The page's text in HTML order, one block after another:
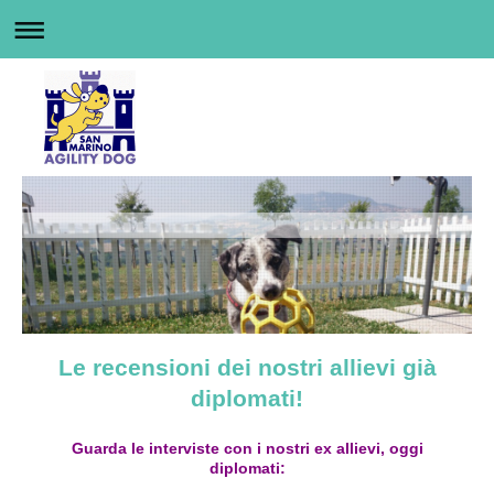
Le recensioni dei nostri allievi già
diplomati!
Guarda le interviste con i nostri ex allievi, oggi
diplomati: